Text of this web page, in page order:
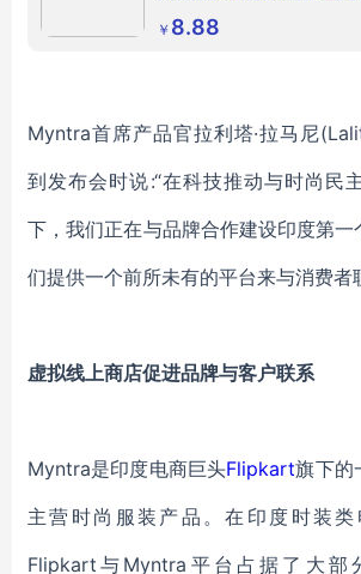
企业工会福利
￥ 8.88
Myntra首席产品官拉利塔·拉马尼
到发布会时说:“在科技推动与时尚民
下，我们正在与品牌合作建设印度第
们提供一个前所未有的平台来与消费者
虚拟线上商店促进品牌与客户联系
Myntra是印度电商巨头Flipkart旗下的
主营时尚服装产品。在印度时装类
Flipkart与Myntra平台占据了大部